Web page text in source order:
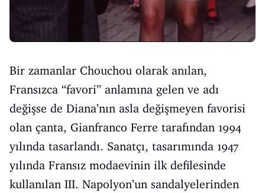
Bir zamanlar Chouchou olarak anılan,
Fransızca “favori” anlamına gelen ve adı
değişse de Diana’nın asla değişmeyen favorisi
olan çanta, Gianfranco Ferre tarafından 1994
yılında tasarlandı. Sanatçı, tasarımında 1947
yılında Fransız modaevinin ilk defilesinde
kullanılan III. Napolyon’un sandalyelerinden